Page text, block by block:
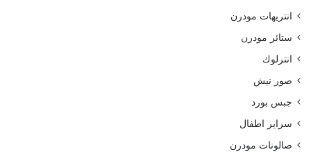
انتريهات مودرن
ستائر مودرن
انترلوك
صور نيش
جبس بورد
سراير اطفال
صالونات مودرن